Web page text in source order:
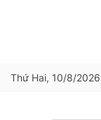
Thứ Hai, 10/8/2026